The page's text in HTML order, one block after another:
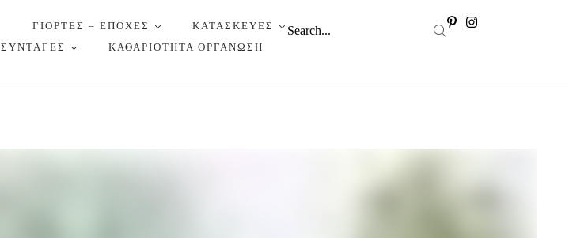
ΓΙΟΡΤΕΣ – ΕΠΟΧΕΣ
ΚΑΤΑΣΚΕΥΕΣ
ΣΥΝΤΑΓΕΣ ΚΑΘΑΡΙΟΤΗΤΑ ΟΡΓΑΝΩΣΗ